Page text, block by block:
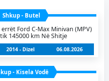
Shkup - Butel
Ford C-Max Minivan (MPV)
145000 km Në Shitje
2014 - Dizel 06.08.2026
- Kisela Vodë